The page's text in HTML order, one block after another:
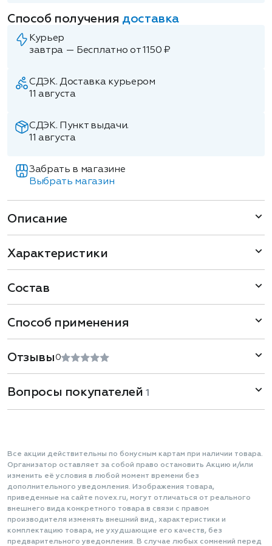
Способ получения доставка
Курьер
завтра — Бесплатно от 1150 ₽
СДЭК. Доставка курьером
11 августа
СДЭК. Пункт выдачи.
11 августа
Забрать в магазине
Выбрать магазин
Описание
Характеристики
Состав
Способ применения
Отзывы 0
Вопросы покупателей 1
Все акции действительны по бонусным картам при наличии товара.
Организатор оставляет за собой право остановить Акцию и/или
изменить её условия в любой момент времени без
дополнительного уведомления. Изображения товара,
приведенные на сайте novex.ru, могут отличаться от реального
внешнего вида конкретного товара в связи с правом
производителя изменять внешний вид, характеристики и
комплектацию товара, не ухудшающие его качеств, без
предварительного уведомления. В случае любых сомнений перед